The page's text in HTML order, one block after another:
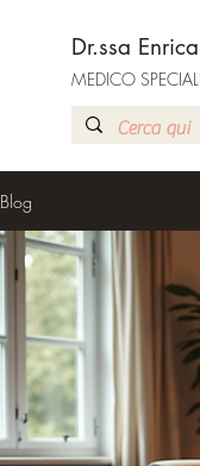
Dr.ssa
MEDICO
Blog